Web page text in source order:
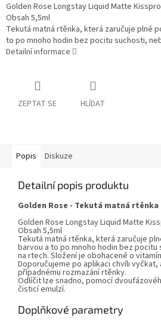
Golden Rose Longstay Liquid Matte
Obsah 5,5ml
Tekutá matná rtěnka, která zaručuje plné
to po mnoho hodin bez pocitu suchosti,
Detailní informace
ZEPTAT SE HLÍDAT
Popis Diskuze
Detailní popis produktu
Golden Rose - Tekutá matná rtěnka
Golden Rose Longstay Liquid Matte
Obsah 5,5ml
Tekutá matná rtěnka, která zaručuje
barvou a to po mnoho hodin bez
na rtech. Složení je obohacené o
Doporučujeme po aplikaci chvíli
případnému rozmazání rtěnky.
Odlíčit lze snadno, pomocí
čisticí emulzí.
Doplňkové parametry